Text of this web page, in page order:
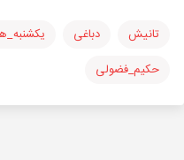
تانیش دباغی
حکیم_فضولی